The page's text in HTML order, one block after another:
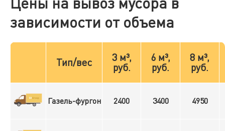
зависимости от объема
Тип/вес
3 м³,
руб.
6 м³,
руб.
8 м³,
руб.
Газель-фургон 2400 3400 4950